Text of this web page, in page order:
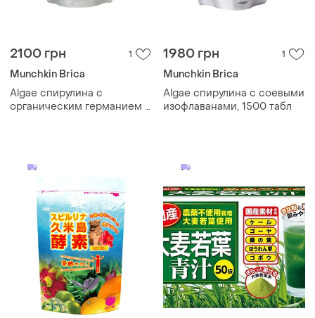
2100 грн 1
Munchkin Brica
Algae спирулина с
органическим германием и
1980 грн 1
Munchkin Brica
Algae спирулина с соевыми
изофлаванами, 1500 табл